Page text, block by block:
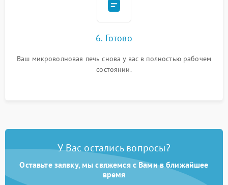
6. Готово
Ваш микроволновая печь снова у вас в полностью рабочем
состоянии.
У Вас остались вопросы?
Оставьте заявку, мы свяжемся с Вами в ближайшее
время